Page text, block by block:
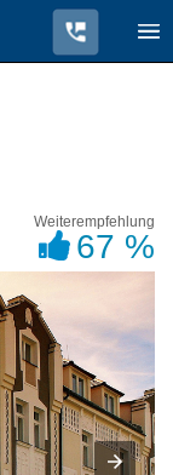
Weiterempfehlung
67 %